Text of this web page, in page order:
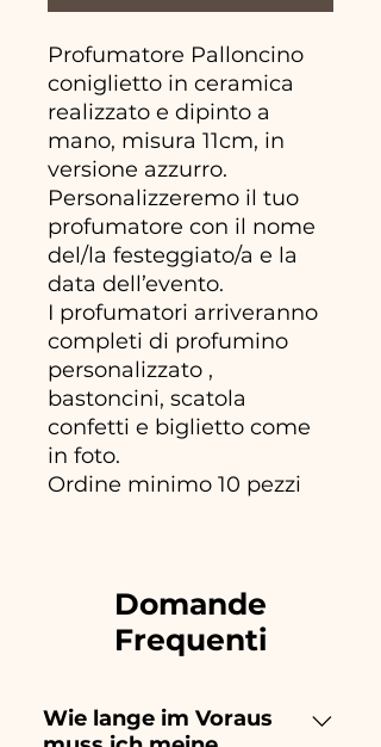
Profumatore Palloncino
coniglietto in ceramica
realizzato e dipinto a
mano, misura 11cm, in
versione azzurro.
Personalizzeremo il tuo
profumatore con il nome
del/la festeggiato/a e la
data dell’evento.
I profumatori arriveranno
completi di profumino
personalizzato ,
bastoncini, scatola
confetti e biglietto come
in foto.
Ordine minimo 10 pezzi
Domande
Frequenti
Wie lange im Voraus